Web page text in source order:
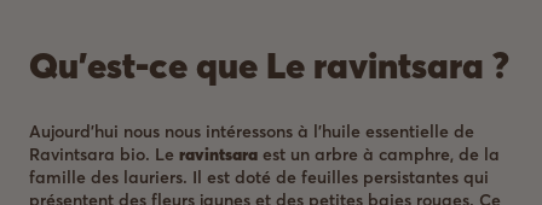
Qu’est-ce que Le ravintsara ?
Aujourd’hui nous nous intéressons à l’huile essentielle de
Ravintsara bio. Le ravintsara est un arbre à camphre, de la
famille des lauriers. Il est doté de feuilles persistantes qui
présentent des fleurs jaunes et des petites baies rouges. Ce